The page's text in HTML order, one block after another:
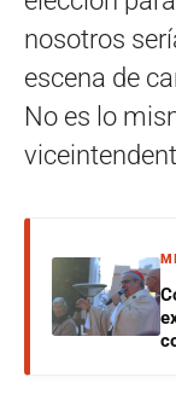
nosotros
escena de
No es lo